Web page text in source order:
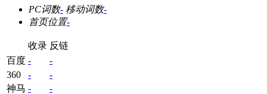
PC词数- 移动词数-
首页位置-
收录 反链
百度 -
-
360
-
-
神马 -
-